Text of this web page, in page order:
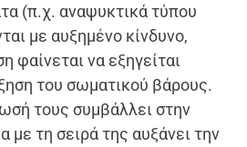
(π.χ. αναψυκτικά τύπου
με αυξημένο κίνδυνο,
φαίνεται να εξηγείται
του σωματικού βάρους.
τους συμβάλλει στην
με τη σειρά της αυξάνει την